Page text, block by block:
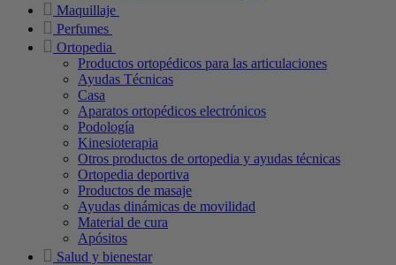
Maquillaje
Perfumes
Ortopedia
Productos ortopédicos para las articulaciones
Ayudas Técnicas
Casa
Aparatos ortopédicos electrónicos
Podología
Kinesioterapia
Otros productos de ortopedia y ayudas técnicas
Ortopedia deportiva
Productos de masaje
Ayudas dinámicas de movilidad
Material de cura
Apósitos
Salud y bienestar